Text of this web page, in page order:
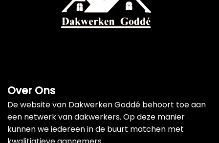
Over Ons
De website van Dakwerken Goddé behoort toe aan
een netwerk van dakwerkers. Op deze manier
kunnen we iedereen in de buurt matchen met